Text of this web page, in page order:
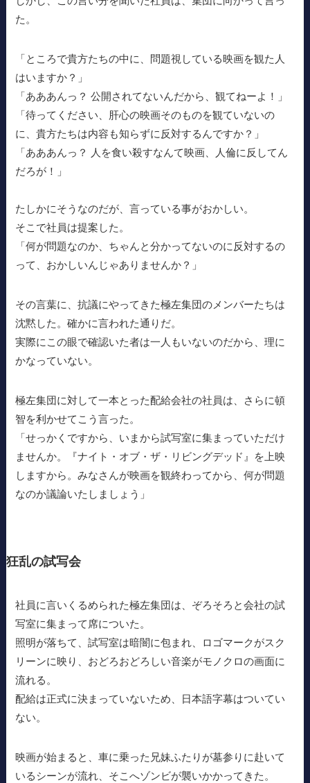
た。
「ところで貴方たちの中に、問題視している映画を観た人
はいますか？」
「あああんっ？ 公開されてないんだから、観てねーよ！」
「待ってください、肝心の映画そのものを観ていないの
に、貴方たちは内容も知らずに反対するんですか？」
「あああんっ？ 人を食い殺すなんて映画、人倫に反してん
だろが！」
たしかにそうなのだが、言っている事がおかしい。
そこで社員は提案した。
「何が問題なのか、ちゃんと分かってないのに反対するの
って、おかしいんじゃありませんか？」
その言葉に、抗議にやってきた極左集団のメンバーたちは
沈黙した。確かに言われた通りだ。
実際にこの眼で確認いた者は一人もいないのだから、理に
かなっていない。
極左集団に対して一本とった配給会社の社員は、さらに頓
智を利かせてこう言った。
「せっかくですから、いまから試写室に集まっていただけ
ませんか。『ナイト・オブ・ザ・リビングデッド』を上映
しますから。みなさんが映画を観終わってから、何が問題
なのか議論いたしましょう」
狂乱の試写会
社員に言いくるめられた極左集団は、ぞろそろと会社の試
写室に集まって席についた。
照明が落ちて、試写室は暗闇に包まれ、ロゴマークがスク
リーンに映り、おどろおどろしい音楽がモノクロの画面に
流れる。
配給は正式に決まっていないため、日本語字幕はついてい
ない。
映画が始まると、車に乗った兄妹ふたりが墓参りに赴いて
いるシーンが流れ、そこへゾンビが襲いかかってきた。